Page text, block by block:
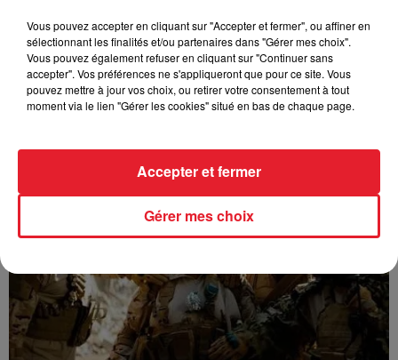
GUIZMO - T’CHALLA
Vous pouvez accepter en cliquant sur "Accepter et fermer", ou affiner en
sélectionnant les finalités et/ou partenaires dans "Gérer mes choix".
Vous pouvez également refuser en cliquant sur "Continuer sans
accepter". Vos préférences ne s'appliqueront que pour ce site. Vous
pouvez mettre à jour vos choix, ou retirer votre consentement à tout
moment via le lien "Gérer les cookies" situé en bas de chaque page.
Gérer mes choix
Accepter et fermer